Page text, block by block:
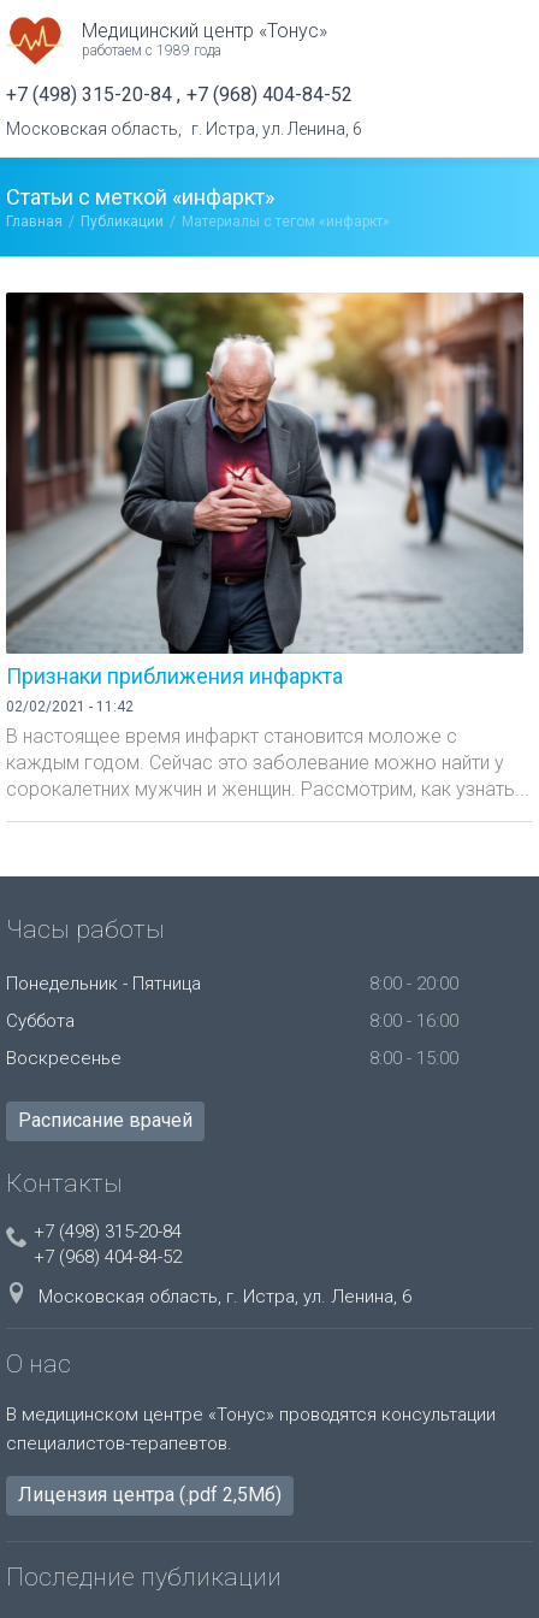
+7 (498) 315-20-84 +7 (968) 404-84-52
Медицинский центр «Тонус»
работаем с 1989 года
Московская область, г. Истра, ул. Ленина, 6
Статьи с меткой «инфаркт»
Главная Публикации Материалы с тегом «инфаркт»
Признаки приближения инфаркта
02/02/2021 - 11:42
В настоящее время инфаркт становится моложе с
каждым годом. Сейчас это заболевание можно найти у
сорокалетних мужчин и женщин. Рассмотрим, как узнать...
О нас
В медицинском центре «Тонус» проводятся консультации
специалистов-терапевтов.
Лицензия центра (.pdf 2,5Мб)
Последние публикации
Часы работы
Понедельник - Пятница
8:00 - 20:00
Суббота
8:00 - 16:00
Воскресенье
8:00 - 15:00
Расписание врачей
Контакты
+7 (498) 315-20-84
+7 (968) 404-84-52
Московская область, г. Истра, ул. Ленина, 6